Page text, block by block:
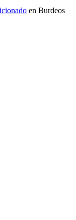
en Burdeos